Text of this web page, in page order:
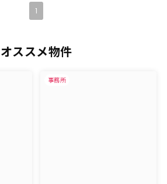
1
オススメ物件
事務所